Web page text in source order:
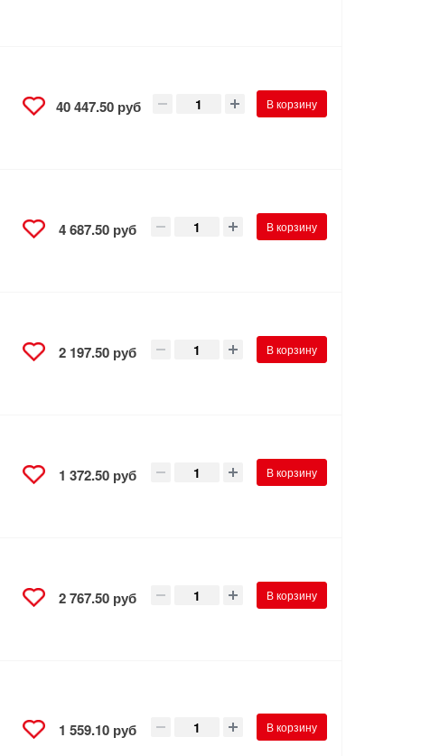
40 447.50 руб В корзину
4 687.50 руб В корзину
2 197.50 руб В корзину
1 372.50 руб В корзину
2 767.50 руб В корзину
1 559.10 руб В корзину